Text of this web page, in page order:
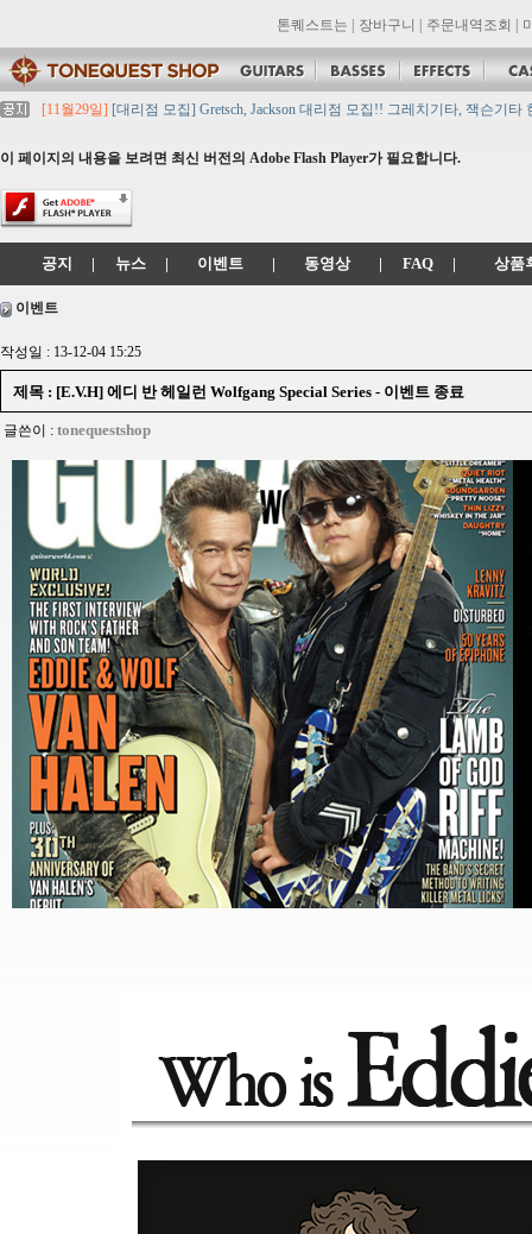
톤퀘스트는 장바구니 주문내역조회
[11월29일] [대리점 모집] Gretsch, Jackson 대리점 모집!! 그레치기타, 잭슨기타
[11월29일]2021년 추석 영업 시간 & 배송 공지
[11월29일]
2021년 설 영업 시간 & 배송 공지
이 페이지의 내용을 보려면 최신 버전의 Adobe Flash Player가 필요합니다.
공지 | 뉴스 | 이벤트 | 동영상 | FAQ | 상품
이벤트
작성일 : 13-12-04 15:25
제목 : [E.V.H] 에디 반 헤일런 Wolfgang Special Series - 이벤트 종료
글쓴이 : tonequestshop